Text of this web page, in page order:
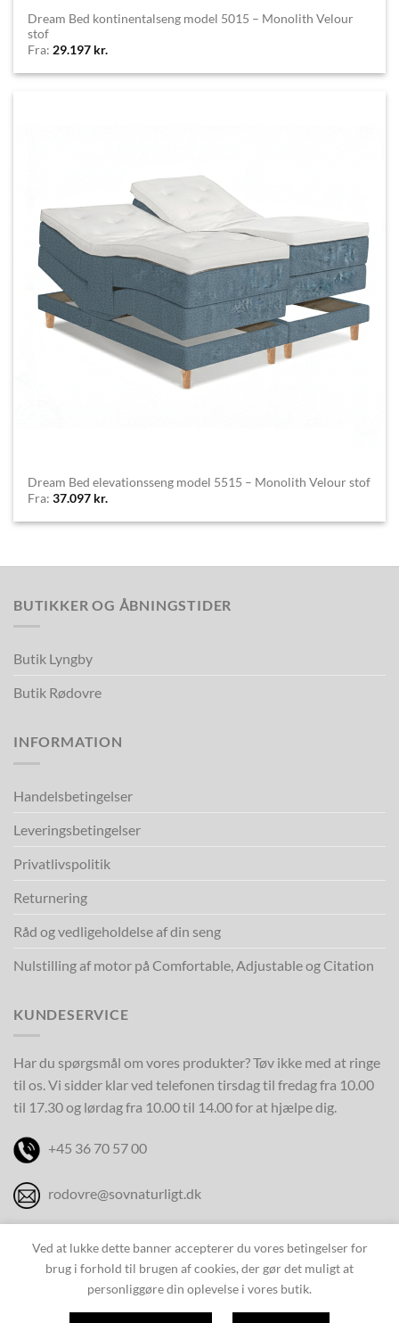
Dream Bed kontinentalseng model 5015 – Monolith Velour
stof
Fra: 29.197 kr.
Dream Bed elevationsseng model 5515 – Monolith Velour stof
Fra:37.097 kr.
BUTIKKER OG ÅBNINGSTIDER
Butik Lyngby
Butik Rødovre
INFORMATION
Handelsbetingelser
Leveringsbetingelser
Privatlivspolitik
Returnering
Råd og vedligeholdelse af din seng
Nulstilling af motor på Comfortable, Adjustable og Citation
KUNDESERVICE
Har du spørgsmål om vores produkter? Tøv ikke med at ringe
til os. Vi sidder klar ved telefonen tirsdag til fredag fra 10.00
til 17.30 og lørdag fra 10.00 til 14.00 for at hjælpe dig.
+45 36 70 57 00
rodovre@sovnaturligt.dk
Copyright 2026 © Sov Naturligt - CVR: DK46713818 - Roskildevej
Ved at lukke dette banner accepterer du vores betingelser for
brug i forhold til brugen af cookies, der gør det muligt at
personliggøre din oplevelse i vores butik.